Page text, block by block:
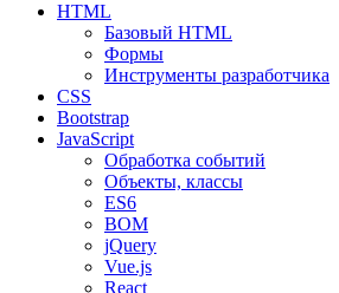
HTML
Базовый HTML
Формы
Инструменты разработчика
CSS
Bootstrap
JavaScript
Обработка событий
Объекты, классы
ES6
BOM
jQuery
Vue.js
React